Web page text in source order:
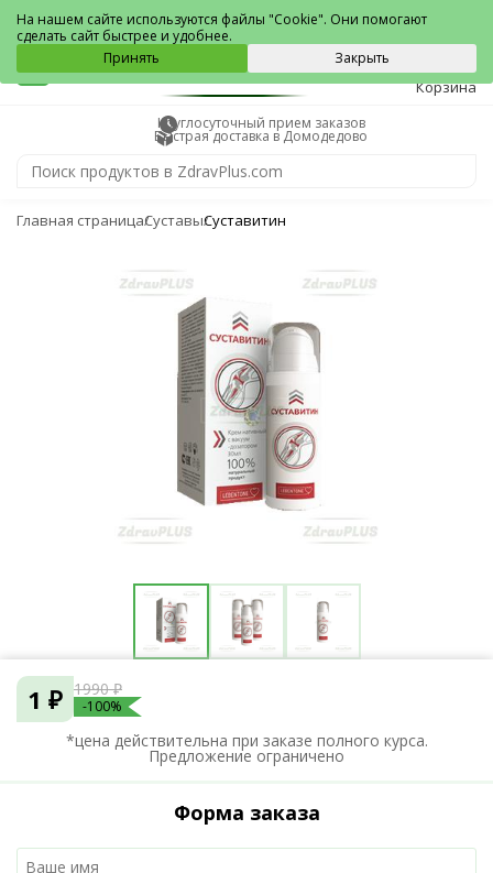
Домодедово
0
Корзина
Круглосуточный прием заказов
Быстрая доставка в Домодедово
Главная страницаСуставыСуставитин
1 ₽ 1990 ₽
-100%
*цена действительна при заказе полного курса.
Предложение ограничено
Форма заказа
На нашем сайте используются файлы "Cookie". Они помогают
сделать сайт быстрее и удобнее.
Принять
Закрыть